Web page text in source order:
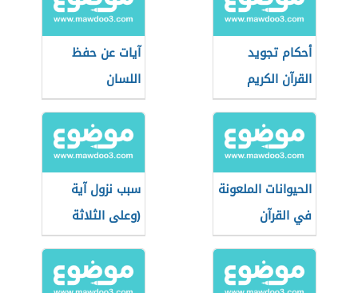
أحكام تجويد
القرآن الكريم
آيات عن حفظ
اللسان
الحيوانات الملعونة
في القرآن
سبب نزول آية
(وعلى الثلاثة
الذين خلفوا)